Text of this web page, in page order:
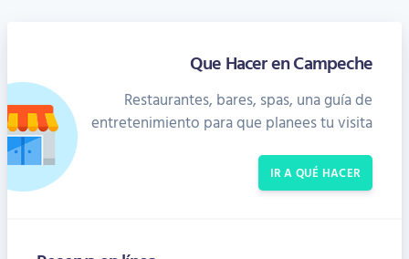
Que Hacer en Campeche
Restaurantes, bares, spas, una guía de
entretenimiento para que planees tu visita
IR A QUÉ HACER